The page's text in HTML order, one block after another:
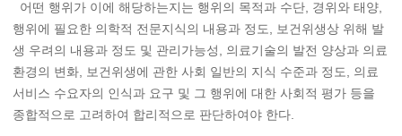
어떤 행위가 이에 해당하는지는 행위의 목적과 수단, 경위와 태양,
행위에 필요한 의학적 전문지식의 내용과 정도, 보건위생상 위해 발
생 우려의 내용과 정도 및 관리가능성, 의료기술의 발전 양상과 의료
환경의 변화, 보건위생에 관한 사회 일반의 지식 수준과 정도, 의료
서비스 수요자의 인식과 요구 및 그 행위에 대한 사회적 평가 등을
종합적으로 고려하여 합리적으로 판단하여야 한다.